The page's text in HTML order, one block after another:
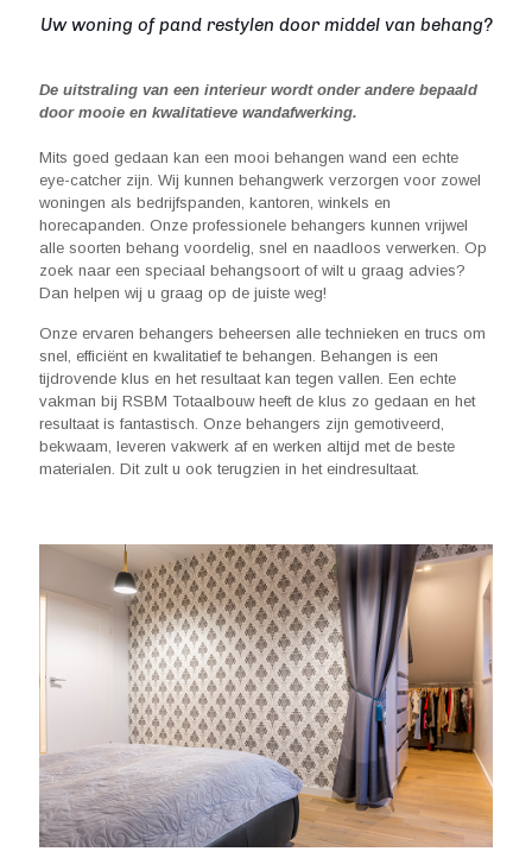
Uw woning of pand restylen door middel van behang?
De uitstraling van een interieur wordt onder andere bepaald
door mooie en kwalitatieve wandafwerking.
Mits goed gedaan kan een mooi behangen wand een echte
eye-catcher zijn. Wij kunnen behangwerk verzorgen voor zowel
woningen als bedrijfspanden, kantoren, winkels en
horecapanden. Onze professionele behangers kunnen vrijwel
alle soorten behang voordelig, snel en naadloos verwerken. Op
zoek naar een speciaal behangsoort of wilt u graag advies?
Dan helpen wij u graag op de juiste weg!
Onze ervaren behangers beheersen alle technieken en trucs om
snel, efficiënt en kwalitatief te behangen. Behangen is een
tijdrovende klus en het resultaat kan tegen vallen. Een echte
vakman bij RSBM Totaalbouw heeft de klus zo gedaan en het
resultaat is fantastisch. Onze behangers zijn gemotiveerd,
bekwaam, leveren vakwerk af en werken altijd met de beste
materialen. Dit zult u ook terugzien in het eindresultaat.